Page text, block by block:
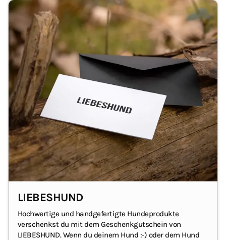
LIEBESHUND
Hochwertige und handgefertigte Hundeprodukte
verschenkst du mit dem Geschenkgutschein von
LIEBESHUND.Wenn du deinem Hund :-) oder dem Hund